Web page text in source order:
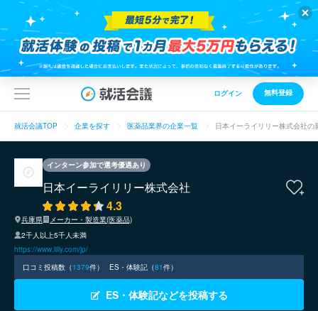
ログイン 無料登録
就活会議TOP 企業を探す 医薬品業界の企業一覧 日本イーライリリー株式会社
インターン参加で選考優遇あり
日本イーライリリー株式会社
4.3
兵庫県
メーカー・製造業(医薬品)
2千人以上5千人未満
https://www.lilly.com/jp/
口コミ投稿数（1379件） ES・体験記（81件）
ES・体験記などを投稿する